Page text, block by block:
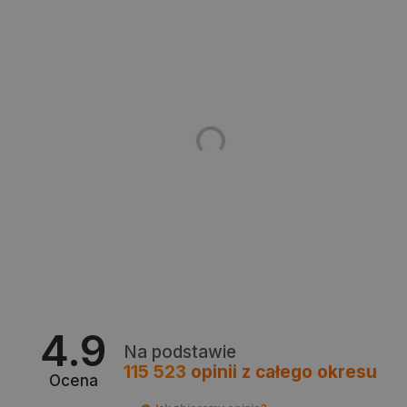
4.9
Ocena
Na podstawie
115 523 opinii z całego okresu